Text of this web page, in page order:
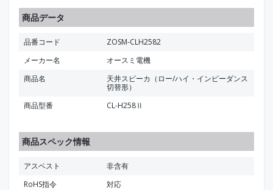
商品データ
品番コード
ZOSM-CLH2582
メーカー名
オースミ電機
商品名
天井スピーカ（ロー/ハイ・インピーダンス
切替形）
商品型番
CL-H258Ⅱ
商品スペック情報
アスベスト
非含有
RoHS指令
対応